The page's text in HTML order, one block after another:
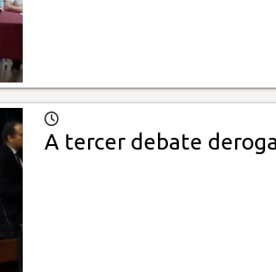
A tercer debate